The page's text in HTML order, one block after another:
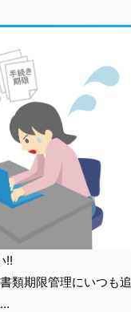
!!
類期限管理にいつも追